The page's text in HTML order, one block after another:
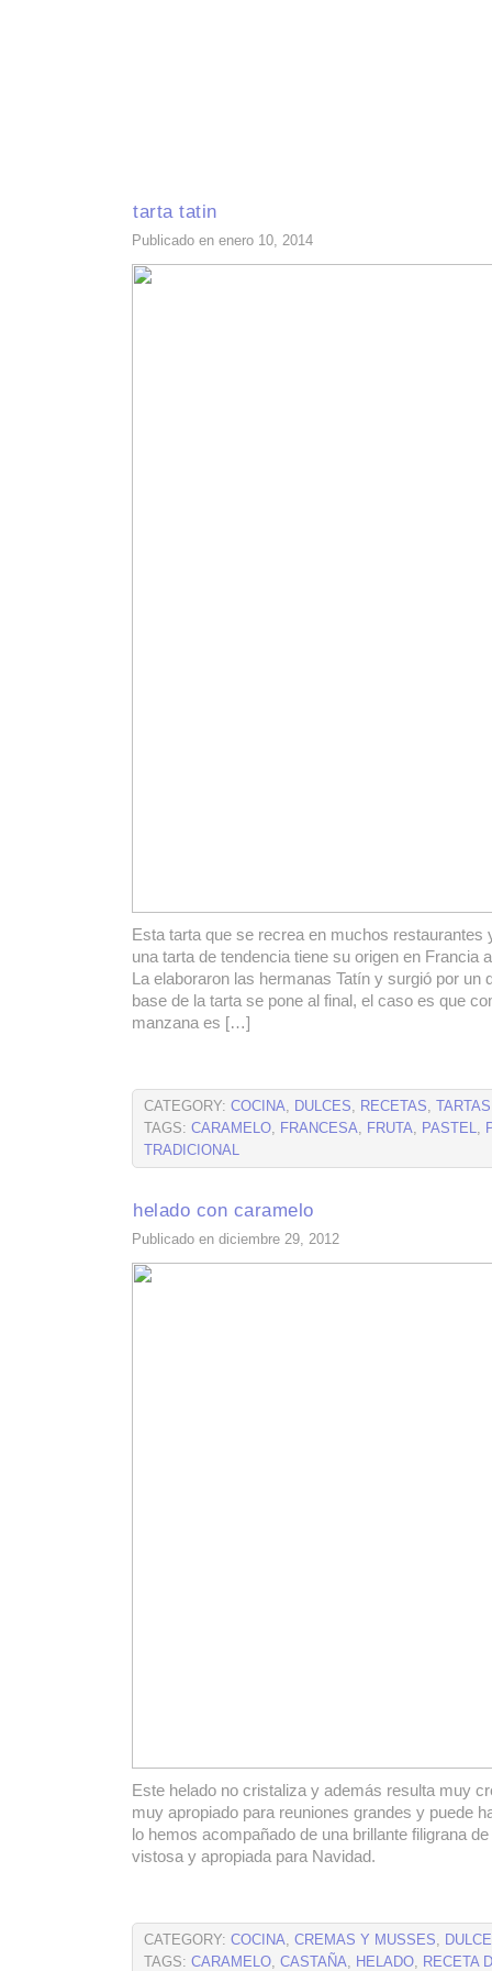
tarta tatin
Publicado en enero 10, 2014
Esta tarta que se recrea en muchos restaurantes
una tarta de tendencia tiene su origen en Francia
La elaboraron las hermanas Tatín y surgió por un
base de la tarta se pone al final, el caso es que
manzana es […]
CATEGORY: COCINA, DULCES, RECETAS,
TAGS: CARAMELO, FRANCESA, FRUTA, PASTEL,
TRADICIONAL
helado con caramelo
Publicado en diciembre 29, 2012
Este helado no cristaliza y además resulta muy
muy apropiado para reuniones grandes y puede
lo hemos acompañado de una brillante filigrana
vistosa y apropiada para Navidad.
CATEGORY: COCINA, CREMAS Y MUSSES,
TAGS: CARAMELO, CASTAÑA, HELADO, RECETA